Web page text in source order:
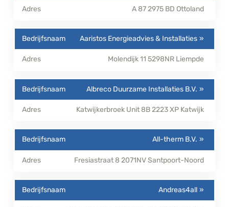
A 872975 BD Ottoland
Aaristos Energieadvies & Installaties
Molendijk 11 5298NR Liempde
Albreco Duurzame Installaties B.V.
Katwijkerbroek Unit 8B2223 XP Katwijk
All-therm B.V.
Fresiastraat 8 2071NVSantpoort-Noord
Andreas4all